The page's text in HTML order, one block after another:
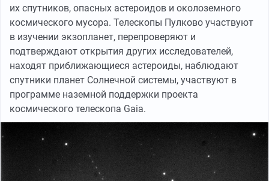
их спутников, опасных астероидов и околоземного
космического мусора. Телескопы Пулково участвуют
в изучении экзопланет, перепроверяют и
подтверждают открытия других исследователей,
находят приближающиеся астероиды, наблюдают
спутники планет Солнечной системы, участвуют в
программе наземной поддержки проекта
космического телескопа Gaia.